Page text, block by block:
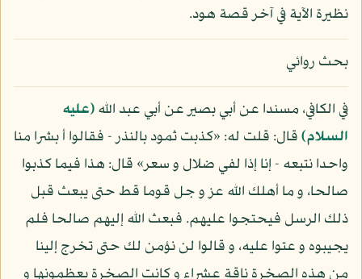
نظيرة الآية في آخر قصة هود.
بحث روائي
في الكافي، مسندا عن أبي بصير عن أبي عبد الله(عليه
السلام)قال: قلت له: «كذبت ثمود بالنذر - فقالوا أ بشرا منا
واحدا نتبعه - إنا إذا لفي ضلال و سعر» قال: هذا فيما كذبوا
صالحا، و ما أهلك الله عز و جل قوما قط حتى يبعث قبل
ذلك الرسل فيحتجوا عليهم. فبعث الله إليهم صالحا فلم
يجيبوه و عتوا عليه، و قالوا لن نؤمن لك حتى تخرج إلينا
من هذه الصخرة ناقة عشراء و كانت الصخرة يعظمونها و